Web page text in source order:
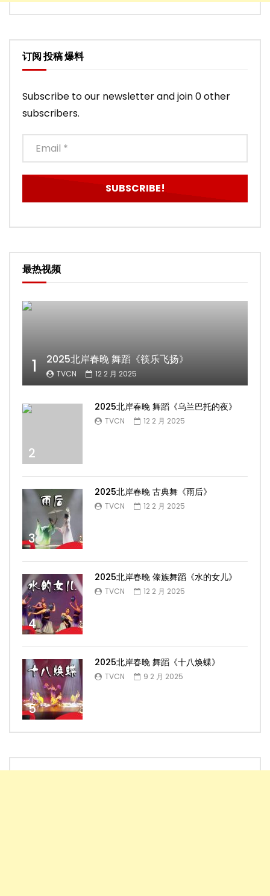
订阅 投稿 爆料
Subscribe to our newsletter and join 0 other
subscribers.
最热视频
1 2025北岸春晚 舞蹈《筷乐飞扬》
TVCN 12 2 月 2025
2
2025北岸春晚 舞蹈《乌兰巴托的夜》
TVCN 12 2 月 2025
3
2025北岸春晚 古典舞《雨后》
TVCN 12 2 月 2025
4
2025北岸春晚 傣族舞蹈《水的女儿》
TVCN 12 2 月 2025
5
2025北岸春晚 舞蹈《十八焕蝶》
TVCN 9 2 月 2025